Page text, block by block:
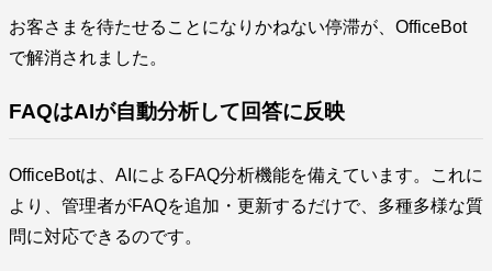
お客さまを待たせることになりかねない停滞が、OfficeBot
で解消されました。
FAQはAIが自動分析して回答に反映
OfficeBotは、AIによるFAQ分析機能を備えています。これに
より、管理者がFAQを追加・更新するだけで、多種多様な質
問に対応できるのです。